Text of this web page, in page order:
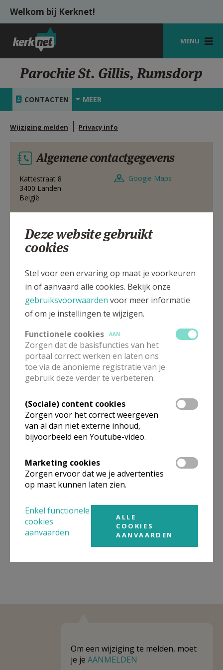
Overslaan en naar de inhoud gaan
Welkom bij Kerknet!
MENU
STARTPAGINA
VIERINGEN
SHOP
ZOEKEN
MIJN PAROCHIE
AANMELDEN OF REGISTREREN
Parochie St. Gillis, Rumsdorp
CONTACTEN MEER
Wijziging melden Privacy info
Algemene contactgegevens
Kattestraat 8
3400 Landen
België
Google Maps
Niet gevonden wat je zocht? Hier vind je links naar de
gegevens van andere organisaties op het boven-,
onderliggende of gelijke niveau.
Behoort totPastorale zone Landen
Weergeven
Pastorale zone Landen
Om een wijziging te melden, moet
je je AANMELDEN
Deze website gebruikt
cookies
Stel voor een ervaring op maat je voorkeuren
in of aanvaard alle cookies. Bekijk onze
gebruiksvoorwaarden voor meer informatie
of om je instellingen te wijzigen.
Functionele cookies
AAN
Zorgen dat de basisfuncties van het
portaal correct werken en laten ons
toe via de anonieme registratie van je
gebruik deze verder te verbeteren.
(Sociale) content cookies
Zorgen voor het correct weergeven
van al dan niet externe inhoud,
bijvoorbeeld een Youtube-video.
Marketing cookies
Zorgen ervoor dat we je advertenties
op maat kunnen laten zien.
Enkel functionele
cookies
aanvaarden
ALLE
COOKIES
AANVAARDEN